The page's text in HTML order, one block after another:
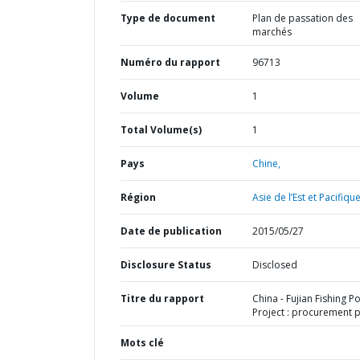
Type de document
Plan de passation des
marchés
Numéro du rapport 96713
Volume 1
Total Volume(s) 1
Pays Chine,
Région Asie de l’Est et
Date de publication 2015/05/27
Disclosure Status Disclosed
Titre du rapport
China - Fujian Fishing
Project : procurement
Mots clé